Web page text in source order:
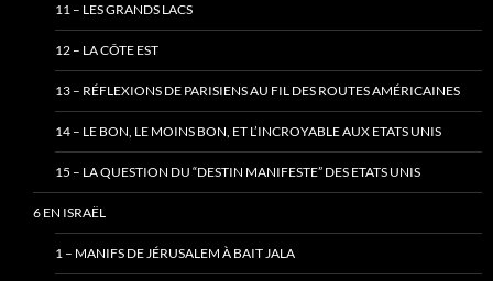
11 – LES GRANDS LACS
12 – LA CÔTE EST
13 – RÉFLEXIONS DE PARISIENS AU FIL DES ROUTES AMÉRICAINES
14 – LE BON, LE MOINS BON, ET L’INCROYABLE AUX ETATS UNIS
15 – LA QUESTION DU “DESTIN MANIFESTE” DES ETATS UNIS
6 EN ISRAËL
1 – MANIFS DE JÉRUSALEM À BAIT JALA